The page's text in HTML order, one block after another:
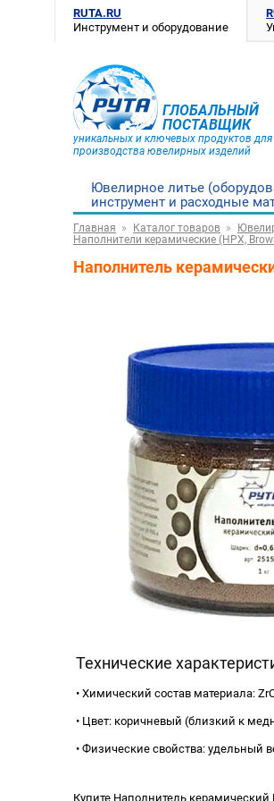
RUTA.RU
Инструмент и оборудование
ГЛОБАЛЬНЫЙ
ПОСТАВЩИК
уникальных и ключевых продуктов для
производства ювелирных изделий
Ювелирное литье
инструмент и расходные
Главная Каталог товаров
Наполнители керамические (HPX,
Наполнитель
Технические
• Химический состав материала:
• Цвет: коричневый (близкий к
• Физические свойства: удельный
Купите Наполнитель керамический